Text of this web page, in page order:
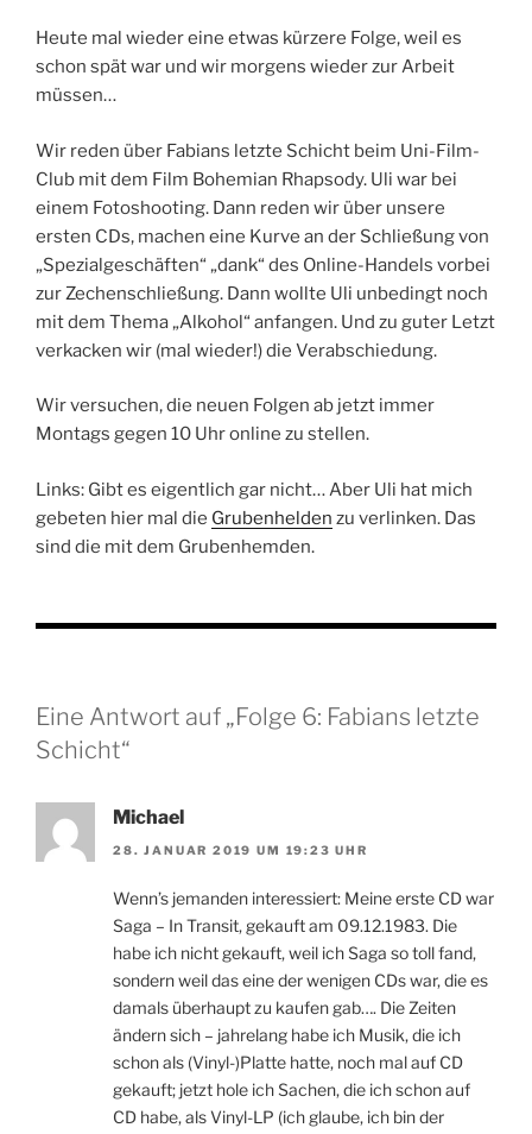
Heute mal wieder eine etwas kürzere Folge, weil es
schon spät war und wir morgens wieder zur Arbeit
müssen…
Wir reden über Fabians letzte Schicht beim Uni-Film-
Club mit dem Film Bohemian Rhapsody. Uli war bei
einem Fotoshooting. Dann reden wir über unsere
ersten CDs, machen eine Kurve an der Schließung von
„Spezialgeschäften“ „dank“ des Online-Handels vorbei
zur Zechenschließung. Dann wollte Uli unbedingt noch
mit dem Thema „Alkohol“ anfangen. Und zu guter Letzt
verkacken wir (mal wieder!) die Verabschiedung.
Wir versuchen, die neuen Folgen ab jetzt immer
Montags gegen 10 Uhr online zu stellen.
Links: Gibt es eigentlich gar nicht… Aber Uli hat mich
gebeten hier mal die Grubenhelden zu verlinken. Das
sind die mit dem Grubenhemden.
Eine Antwort auf „Folge 6: Fabians letzte
Schicht“
Michael
28. JANUAR 2019 UM 19:23 UHR
Wenn’s jemanden interessiert: Meine erste CD war
Saga – In Transit, gekauft am 09.12.1983. Die
habe ich nicht gekauft, weil ich Saga so toll fand,
sondern weil das eine der wenigen CDs war, die es
damals überhaupt zu kaufen gab…. Die Zeiten
ändern sich – jahrelang habe ich Musik, die ich
schon als (Vinyl-)Platte hatte, noch mal auf CD
gekauft; jetzt hole ich Sachen, die ich schon auf
CD habe, als Vinyl-LP (ich glaube, ich bin der